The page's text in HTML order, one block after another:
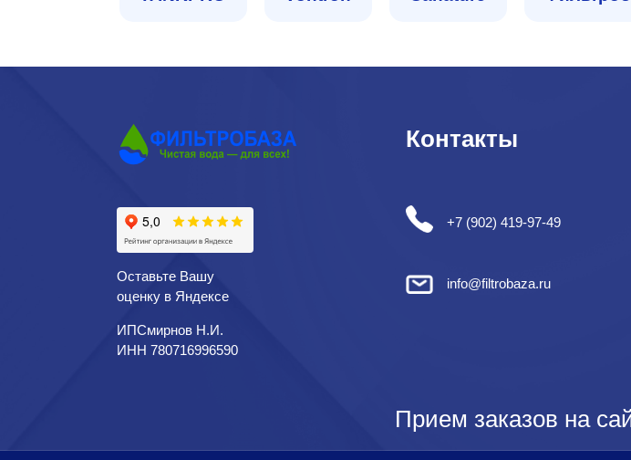
Оставьте Вашу
оценку в Яндексе
ИПСмирнов Н.И.
ИНН 780716996590
Контакты
+7 (902) 419-97-49
info@filtrobaza.ru
Прием заказов на